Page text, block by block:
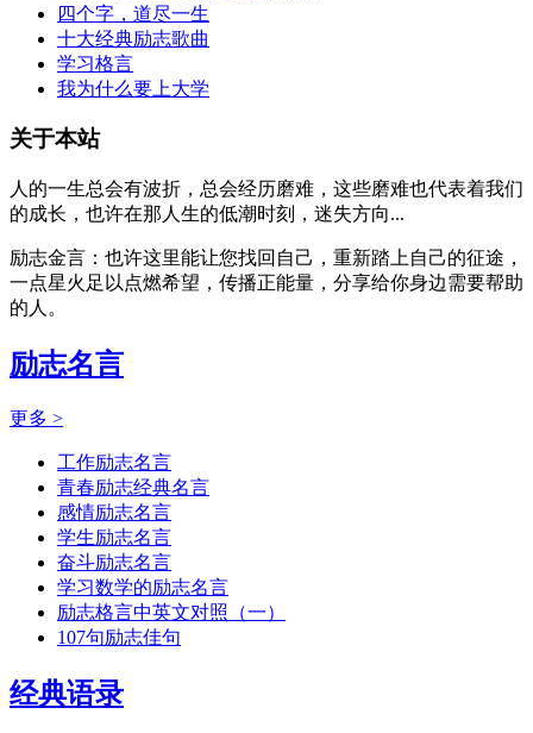
四个字，道尽一生
十大经典励志歌曲
学习格言
我为什么要上大学
关于本站
人的一生总会有波折，总会经历磨难，这些磨难也代表着我们
的成长，也许在那人生的低潮时刻，迷失方向...
励志金言：也许这里能让您找回自己，重新踏上自己的征途，
一点星火足以点燃希望，传播正能量，分享给你身边需要帮助
的人。
励志名言
更多 >
工作励志名言
青春励志经典名言
感情励志名言
学生励志名言
奋斗励志名言
学习数学的励志名言
励志格言中英文对照（一）
107句励志佳句
经典语录